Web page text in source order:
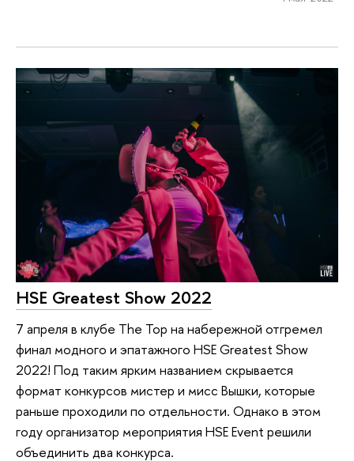
HSE Greatest Show 2022
7 апреля в клубе The Top на набережной отгремел
финал модного и эпатажного HSE Greatest Show
2022! Под таким ярким названием скрывается
формат конкурсов мистер и мисс Вышки, которые
раньше проходили по отдельности. Однако в этом
году организатор мероприятия HSE Event решили
объединить два конкурса.